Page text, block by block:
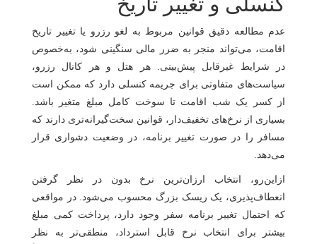
عدم مطالعه دقیق قوانین مربوط به لغو رزرو یا تغییر تاریخ
اقامت، می‌تواند منجر به ضرر مالی سنگینی شود، به‌خصوص
در شرایط غیرقابل پیش‌بینی. هر هتل و هر کانال رزرو،
سیاست‌های متفاوتی برای جریمه کنسلی دارد که ممکن است
از کسر یک شب اقامت تا سوخت کامل مبلغ متغیر باشد.
بسیاری از نرخ‌های تخفیف‌دار، قوانین سخت‌گیرانه‌تری دارند که
مسافر را در صورت تغییر برنامه، در وضعیت دشواری قرار
می‌دهد.
ازاین‌رو، انتخاب ارزان‌ترین نرخ بدون در نظر گرفتن
انعطاف‌پذیری، یک ریسک بزرگ محسوب می‌شود. در مواقعی
که احتمال تغییر برنامه سفر وجود دارد، پرداخت کمی مبلغ
بیشتر برای انتخاب نرخ قابل استرداد، منطقی‌تر به نظر